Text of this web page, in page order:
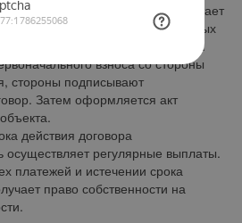
компания приобретает
— либо за счёт собственных
банковского кредита.
взноса со стороны
стороны подписывают
Затем оформляется акт
действия договора
осуществляет регулярные выплаты.
платежей и истечении срока
право собственности на